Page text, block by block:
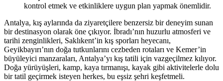
kontrol etmek ve etkinliklere uygun plan yapmak önemlidir.
Antalya, kış aylarında da ziyaretçilere benzersiz bir deneyim sunan
bir destinasyon olarak öne çıkıyor. İbradı’nın huzurlu atmosferi ve
tarihi zenginlikleri, Saklıkent’in kış sporları heyecanı,
Geyikbayırı’nın doğa tutkunlarını cezbeden rotaları ve Kemer’in
büyüleyici manzaraları, Antalya’yı kış tatili için vazgeçilmez kılıyor.
Doğa yürüyüşleri, kamp, kaya tırmanışı, kayak gibi aktivitelerle dolu
bir tatil geçirmek isteyen herkes, bu eşsiz şehri keşfetmeli.